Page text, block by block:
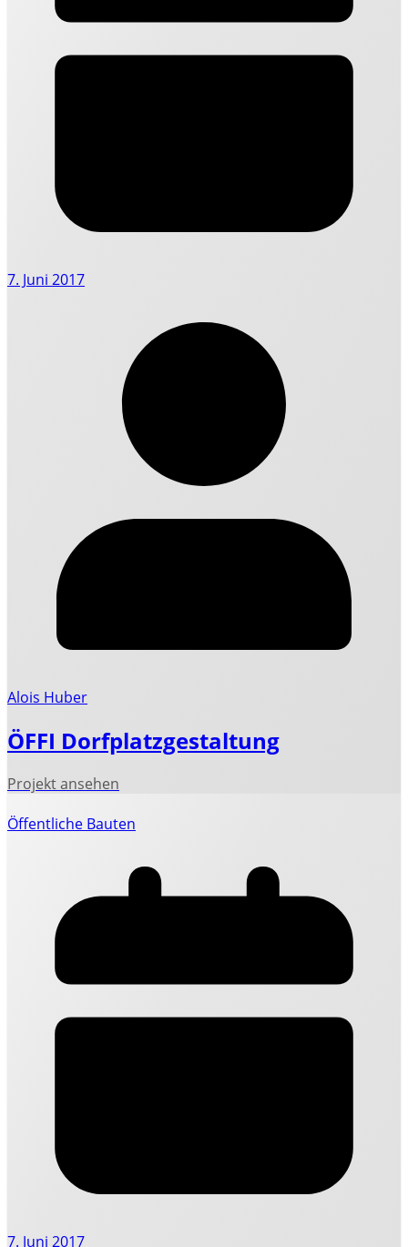
7. Juni 2017
Alois Huber
ÖFFI Dorfplatzgestaltung
Öffentliche Bauten
7. Juni 2017